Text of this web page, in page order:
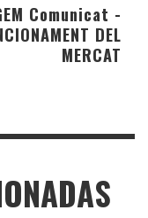
Comunicat -
DEL
MERCAT